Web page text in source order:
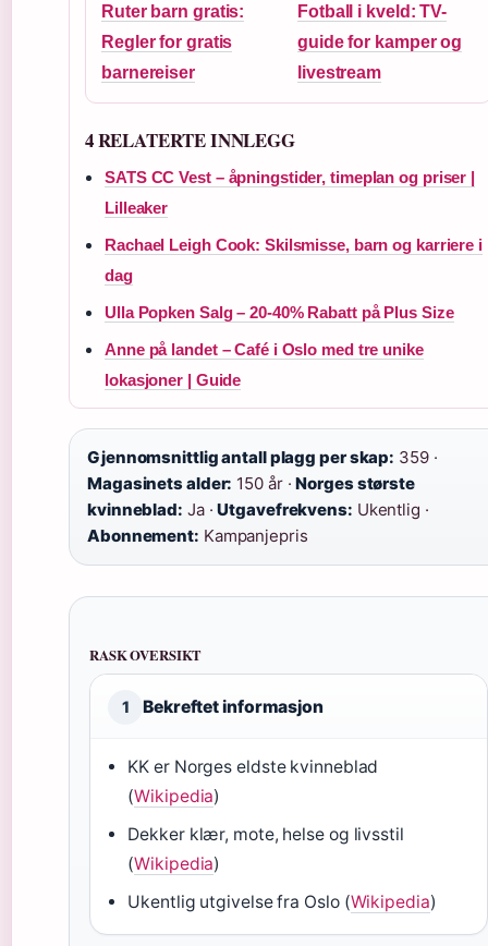
Ruter barn gratis:
Regler for gratis
barnereiser
Fotball i kveld: TV-
guide for kamper og
livestream
4 RELATERTE INNLEGG
SATS CC Vest – åpningstider, timeplan og priser |
Lilleaker
Rachael Leigh Cook: Skilsmisse, barn og karriere i
dag
Ulla Popken Salg – 20-40% Rabatt på Plus Size
Anne på landet – Café i Oslo med tre unike
lokasjoner | Guide
Gjennomsnittlig antall plagg per skap: 359 ·
Magasinets alder: 150 år ·Norges største
kvinneblad: Ja ·Utgavefrekvens: Ukentlig ·
Abonnement: Kampanjepris
RASK OVERSIKT
1 Bekreftet informasjon
KK er Norges eldste kvinneblad
(Wikipedia)
Dekker klær, mote, helse og livsstil
(Wikipedia)
Ukentlig utgivelse fra Oslo (Wikipedia)